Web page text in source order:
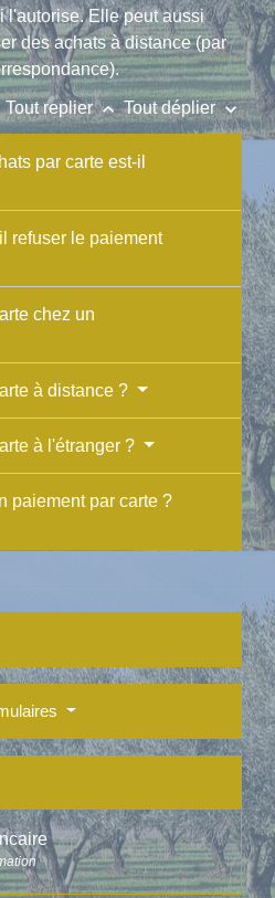
l'autorise. Elle peut aussi
des achats à distance (par
Tout replierkeyboard_arrow_up Tout déplierkeyboard_arrow_down
par carte est-il
refuser le paiement
chez un
à distance ?
à l'étranger ?
paiement par carte ?